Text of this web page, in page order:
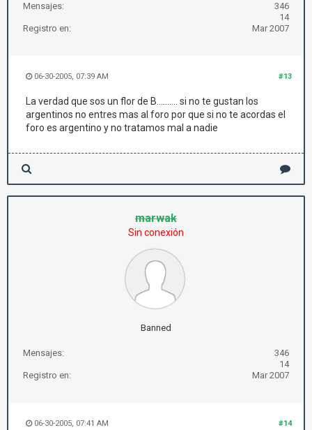
Mensajes:
346
14
Registro en:
Mar 2007
#13
06-30-2005, 07:39 AM
La verdad que sos un flor de B.......... si no te gustan los
argentinos no entres mas al foro por que si no te acordas el
foro es argentino y no tratamos mal a nadie
marwak
Sin conexión
Banned
Mensajes:
346
14
Registro en:
Mar 2007
#14
06-30-2005, 07:41 AM